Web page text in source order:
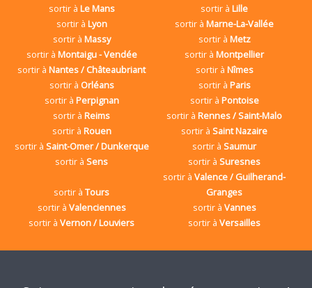
sortir à Le Mans sortir àLille
sortir à Lyon sortir àMarne-La-Vallée
sortir à Massy sortir à Metz
sortir à Montaigu - Vendée sortir àMontpellier
sortir àNantes / Châteaubriant sortir à Nîmes
sortir à Orléans sortir à Paris
sortir à Perpignan sortir à Pontoise
sortir àReims sortir àRennes / Saint-Malo
sortir à Rouen sortir àSaint Nazaire
sortir à Saint-Omer / Dunkerque sortir àSaumur
sortir àSens sortir àSuresnes
sortir àTours
sortir àValence / Guilherand-
Granges
sortir à Valenciennes sortir à Vannes
sortir àVernon / Louviers sortir àVersailles